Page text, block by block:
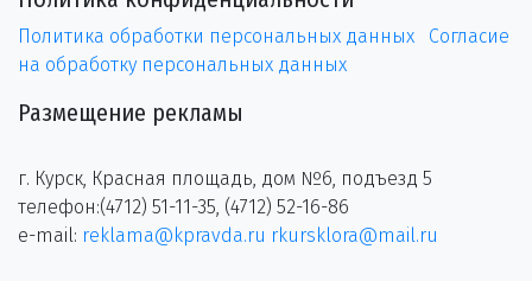
Политика обработки персональных данных
Согласие
на обработку персональных данных
Размещение рекламы
г. Курск, Красная площадь, дом №6, подъезд 5
телефон:(4712) 51-11-35, (4712) 52-16-86
e-mail: reklama@kpravda.ru rkursklora@mail.ru